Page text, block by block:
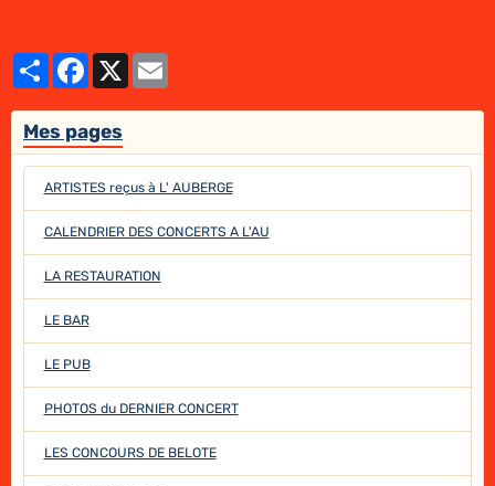
PartagerFacebook
X
Mes pages
ARTISTES reçus à L' AUBERGE
CALENDRIER DES CONCERTS A L'AU
LA RESTAURATION
LE BAR
LE PUB
PHOTOS du DERNIER CONCERT
LES CONCOURS DE BELOTE